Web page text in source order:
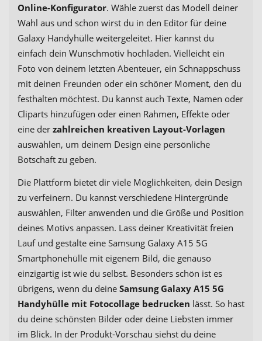
Online-Konfigurator. Wähle zuerst das Modell deiner
Wahl aus und schon wirst du in den Editor für deine
Galaxy Handyhülle weitergeleitet. Hier kannst du
einfach dein Wunschmotiv hochladen. Vielleicht ein
Foto von deinem letzten Abenteuer, ein Schnappschuss
mit deinen Freunden oder ein schöner Moment, den du
festhalten möchtest. Du kannst auch Texte, Namen oder
Cliparts hinzufügen oder einen Rahmen, Effekte oder
eine der zahlreichen kreativen Layout-Vorlagen
auswählen, um deinem Design eine persönliche
Botschaft zu geben.
Die Plattform bietet dir viele Möglichkeiten, dein Design
zu verfeinern. Du kannst verschiedene Hintergründe
auswählen, Filter anwenden und die Größe und Position
deines Motivs anpassen. Lass deiner Kreativität freien
Lauf und gestalte eine Samsung Galaxy A15 5G
Smartphonehülle mit eigenem Bild, die genauso
einzigartig ist wie du selbst. Besonders schön ist es
übrigens, wenn du deine Samsung Galaxy A15 5G
Handyhülle mit Fotocollage bedrucken lässt. So hast
du deine schönsten Bilder oder deine Liebsten immer
im Blick. In der Produkt-Vorschau siehst du deine